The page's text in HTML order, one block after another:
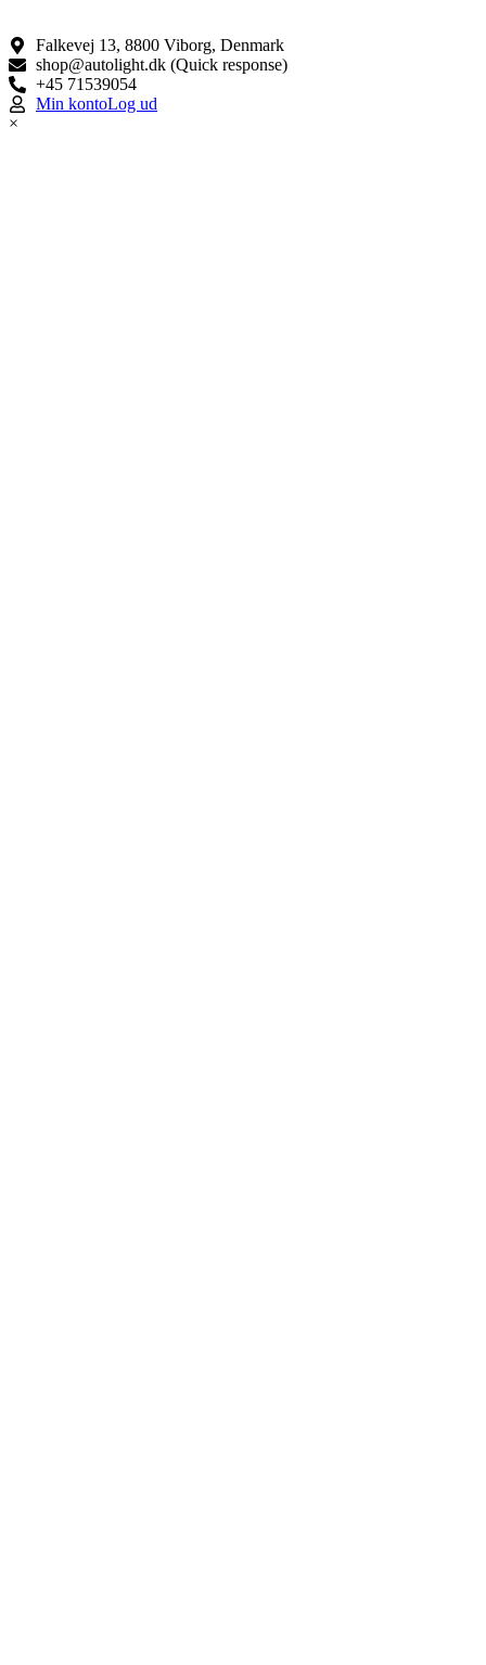
Falkevej 13, 8800 Viborg, Denmark
shop@autolight.dk (Quick response)
+45 71539054
Min kontoLog ud
×